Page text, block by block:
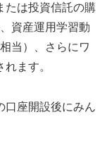
たは投資信託の購
資産運用学習動
当）、さらにワ
ます。
口座開設後にみん